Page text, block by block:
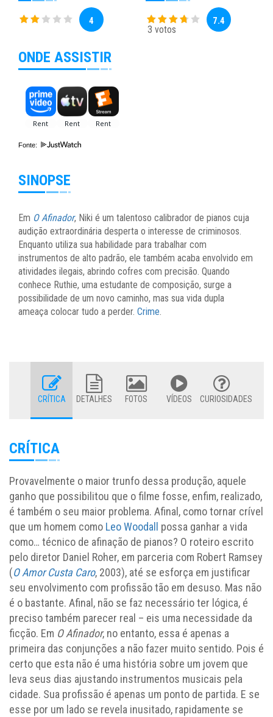
4
3 votos
7.4
ONDE ASSISTIR
Fonte:
SINOPSE
Em O Afinador, Niki é um talentoso calibrador de pianos cuja
audição extraordinária desperta o interesse de criminosos.
Enquanto utiliza sua habilidade para trabalhar com
instrumentos de alto padrão, ele também acaba envolvido em
atividades ilegais, abrindo cofres com precisão. Quando
conhece Ruthie, uma estudante de composição, surge a
possibilidade de um novo caminho, mas sua vida dupla
ameaça colocar tudo a perder. Crime
CRÍTICA DETALHES FOTOS VÍDEOS CURIOSIDADES
CRÍTICA
Provavelmente o maior trunfo dessa produção, aquele
ganho que possibilitou que o filme fosse, enfim, realizado,
é também o seu maior problema. Afinal, como tornar crível
que um homem como Leo Woodall possa ganhar a vida
como… técnico de afinação de pianos? O roteiro escrito
pelo diretor Daniel Roher, em parceria com Robert Ramsey
(O Amor Custa Caro, 2003), até se esforça em justificar
seu envolvimento com profissão tão em desuso. Mas não
é o bastante. Afinal, não se faz necessário ter lógica, é
preciso também parecer real – eis uma necessidade da
ficção. Em O Afinador, no entanto, essa é apenas a
primeira das conjunções a não fazer muito sentido. Pois é
certo que esta não é uma história sobre um jovem que
leva seus dias ajustando instrumentos musicais pela
cidade. Sua profissão é apenas um ponto de partida. E se
esse por um lado se revela inusitado, rapidamente se